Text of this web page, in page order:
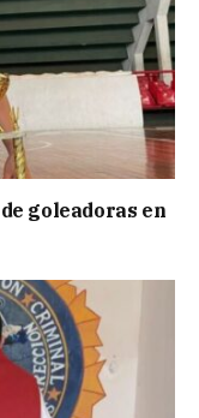
goleadoras en